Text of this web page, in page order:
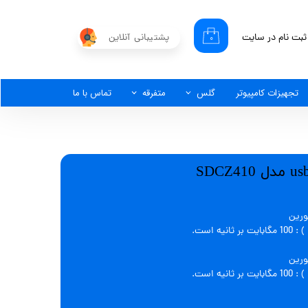
پشتیبانی آنلاین ۰ ثبت نام در سایت
تجهیزات کامپیوتر گلس متفرقه تماس با ما
است.
است.